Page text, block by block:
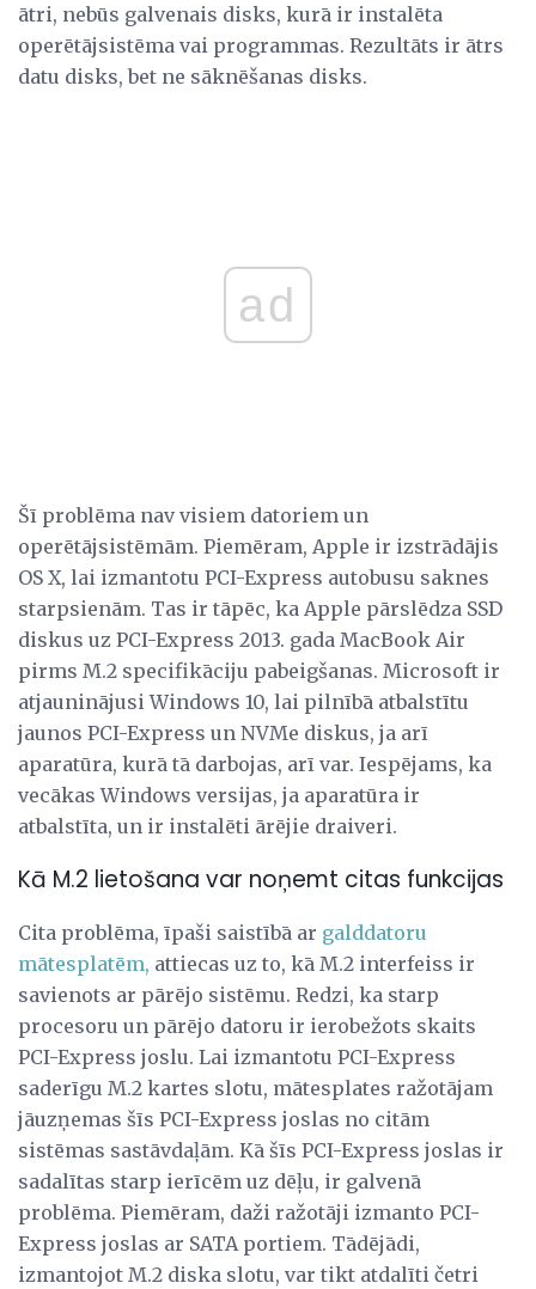
ātri, nebūs galvenais disks, kurā ir instalēta
operētājsistēma vai programmas. Rezultāts ir ātrs
datu disks, bet ne sāknēšanas disks.
ad
Šī problēma nav visiem datoriem un
operētājsistēmām. Piemēram, Apple ir izstrādājis
OS X, lai izmantotu PCI-Express autobusu saknes
starpsienām. Tas ir tāpēc, ka Apple pārslēdza SSD
diskus uz PCI-Express 2013. gada MacBook Air
pirms M.2 specifikāciju pabeigšanas. Microsoft ir
atjauninājusi Windows 10, lai pilnībā atbalstītu
jaunos PCI-Express un NVMe diskus, ja arī
aparatūra, kurā tā darbojas, arī var. Iespējams, ka
vecākas Windows versijas, ja aparatūra ir
atbalstīta, un ir instalēti ārējie draiveri.
Kā M.2 lietošana var noņemt citas funkcijas
Cita problēma, īpaši saistībā ar galddatoru
mātesplatēm, attiecas uz to, kā M.2 interfeiss ir
savienots ar pārējo sistēmu. Redzi, ka starp
procesoru un pārējo datoru ir ierobežots skaits
PCI-Express joslu. Lai izmantotu PCI-Express
saderīgu M.2 kartes slotu, mātesplates ražotājam
jāuzņemas šīs PCI-Express joslas no citām
sistēmas sastāvdaļām. Kā šīs PCI-Express joslas ir
sadalītas starp ierīcēm uz dēļu, ir galvenā
problēma. Piemēram, daži ražotāji izmanto PCI-
Express joslas ar SATA portiem. Tādējādi,
izmantojot M.2 diska slotu, var tikt atdalīti četri